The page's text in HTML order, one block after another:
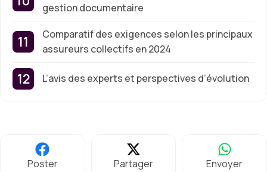
gestion documentaire
Comparatif des exigences selon les principaux
assureurs collectifs en 2024
L’avis des experts et perspectives d’évolution
Poster Partager Envoyer